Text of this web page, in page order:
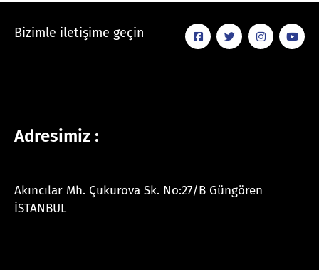
Bizimle iletişime geçin
Adresimiz :
Akıncılar Mh. Çukurova Sk. No:27/B Güngören
İSTANBUL